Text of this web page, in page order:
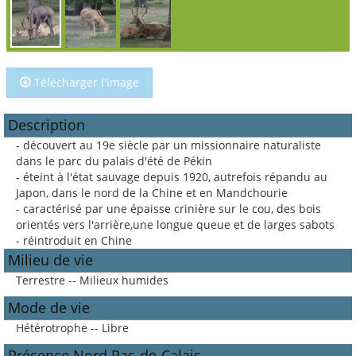
Télécharger l'image
Description
- découvert au 19e siècle par un missionnaire naturaliste
dans le parc du palais d'été de Pékin
- éteint à l'état sauvage depuis 1920, autrefois répandu au
Japon, dans le nord de la Chine et en Mandchourie
- caractérisé par une épaisse crinière sur le cou, des bois
orientés vers l'arrière,une longue queue et de larges sabots
- réintroduit en Chine
Milieu de vie
Terrestre -- Milieux humides
Mode de vie
Hétérotrophe -- Libre